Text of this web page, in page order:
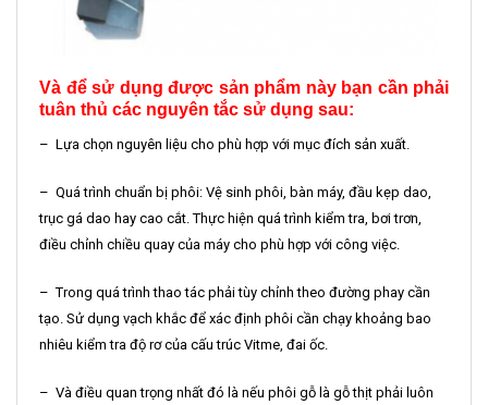
Và để sử dụng được sản phẩm này bạn cần phải
tuân thủ các nguyên tắc sử dụng sau:
– Lựa chọn nguyên liệu cho phù hợp với mục đích sản xuất.
– Quá trình chuẩn bị phôi: Vệ sinh phôi, bàn máy, đầu kẹp dao,
trục gá dao hay cao cắt. Thực hiện quá trình kiểm tra, bơi trơn,
điều chỉnh chiều quay của máy cho phù hợp với công việc.
– Trong quá trình thao tác phải tùy chỉnh theo đường phay cần
tạo. Sử dụng vạch khắc để xác định phôi cần chạy khoảng bao
nhiêu kiểm tra độ rơ của cấu trúc Vitme, đai ốc.
– Và điều quan trọng nhất đó là nếu phôi gỗ là gỗ thịt phải luôn